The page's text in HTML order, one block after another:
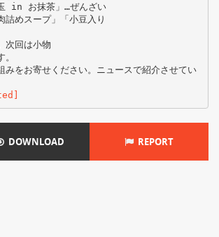
in お抹茶」…ぜんざい
詰めスープ」「小豆入り
次回は小物
みをお寄せください。ニュースで紹介させてい
DOWNLOAD REPORT